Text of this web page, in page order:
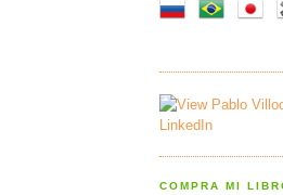
COMPRA MI